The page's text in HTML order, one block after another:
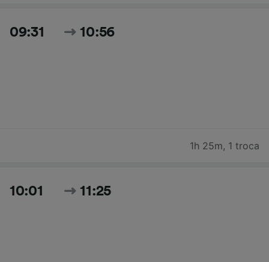
09:31 10:56
1h 25m, 1 troca
10:01 11:25